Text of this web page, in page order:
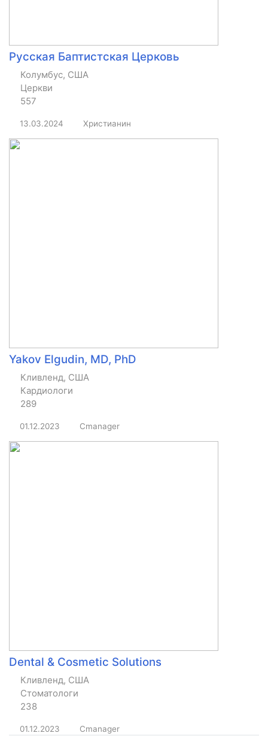
Русская Баптистская Церковь
Колумбус, США
Церкви
557
13.03.2024 Христианин
Yakov Elgudin, MD, PhD
Кливленд, США
Кардиологи
289
01.12.2023 Cmanager
Dental & Cosmetic Solutions
Кливленд, США
Стоматологи
238
01.12.2023 Cmanager